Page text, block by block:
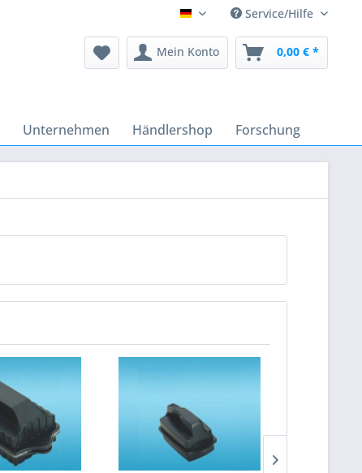
Deutsch Service/Hilfe
Mein Konto 0,00 € *
Unternehmen Händlershop Forschung